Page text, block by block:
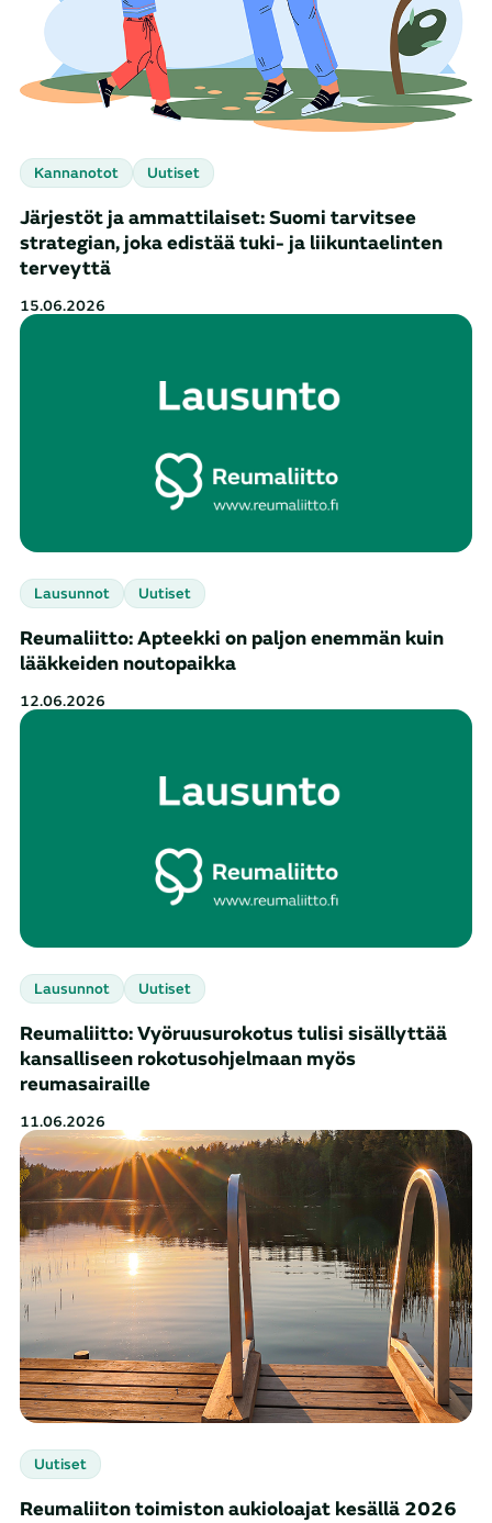
Kannanotot Uutiset
Järjestöt ja ammattilaiset: Suomi tarvitsee
strategian, joka edistää tuki- ja liikuntaelinten
terveyttä
15.06.2026
Lausunnot Uutiset
Reumaliitto: Apteekki on paljon enemmän kuin
lääkkeiden noutopaikka
12.06.2026
Lausunnot Uutiset
Reumaliitto: Vyöruusurokotus tulisi sisällyttää
kansalliseen rokotusohjelmaan myös
reumasairaille
11.06.2026
Uutiset
Reumaliiton toimiston aukioloajat kesällä 2026